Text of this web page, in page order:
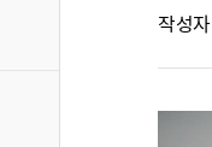
작성자